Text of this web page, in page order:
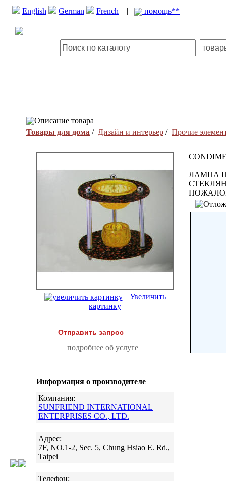
English German French | помощь**
Описание товара
Товары для дома / Дизайн и интерьер / Прочие
Увеличить
картинку
Отправить запрос
подробнее об услуге
Информация о производителе
Компания:
SUNFRIEND INTERNATIONAL
ENTERPRISES CO., LTD.
Адрес:
7F, NO.1-2, Sec. 5, Chung Hsiao E. Rd.,
Taipei
Телефон:
ЛАМПА